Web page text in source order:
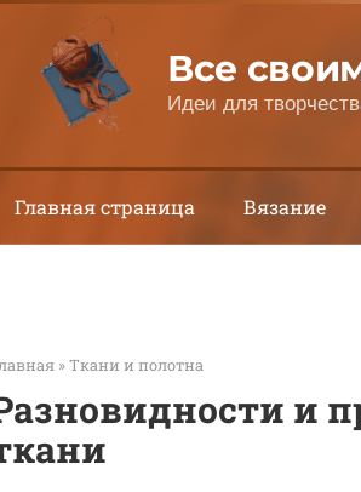
Все
Идеи для
Главная страница Вязание
»Ткани и полотна
и